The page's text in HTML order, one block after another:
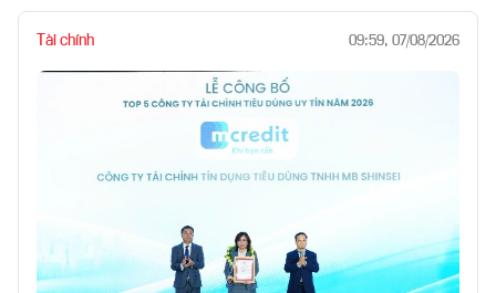
Tài chính 09:59, 07/08/2026